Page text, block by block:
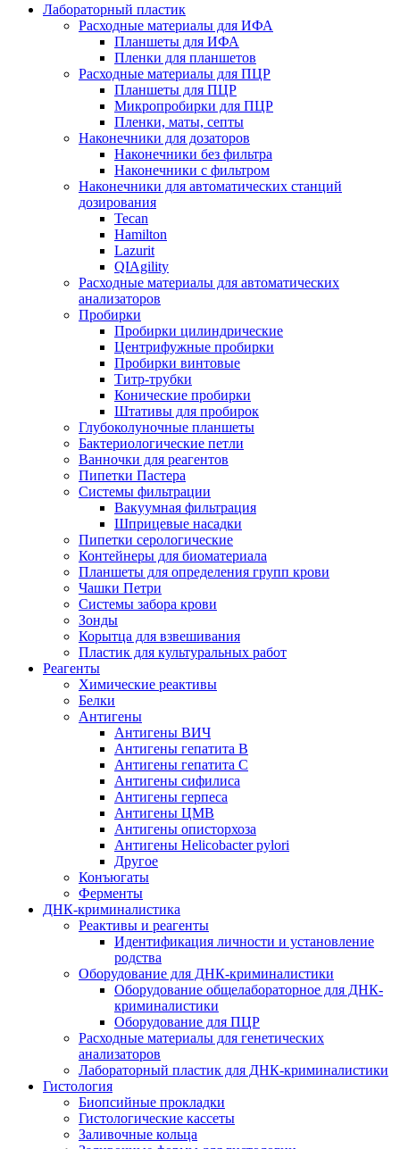
Лабораторный пластик
Расходные материалы для ИФА
Планшеты для ИФА
Пленки для планшетов
Расходные материалы для ПЦР
Планшеты для ПЦР
Микропробирки для ПЦР
Пленки, маты, септы
Наконечники для дозаторов
Наконечники без фильтра
Наконечники с фильтром
Наконечники для автоматических станций
дозирования
Tecan
Hamilton
Lazurit
QIAgility
Расходные материалы для автоматических
анализаторов
Пробирки
Пробирки цилиндрические
Центрифужные пробирки
Пробирки винтовые
Титр-трубки
Конические пробирки
Штативы для пробирок
Глубоколуночные планшеты
Бактериологические петли
Ванночки для реагентов
Пипетки Пастера
Системы фильтрации
Вакуумная фильтрация
Шприцевые насадки
Пипетки серологические
Контейнеры для биоматериала
Планшеты для определения групп крови
Чашки Петри
Системы забора крови
Зонды
Корытца для взвешивания
Пластик для культуральных работ
Реагенты
Химические реактивы
Белки
Антигены
Антигены ВИЧ
Антигены гепатита B
Антигены гепатита C
Антигены сифилиса
Антигены герпеса
Антигены ЦМВ
Антигены описторхоза
Антигены Helicobacter pylori
Другое
Конъюгаты
Ферменты
ДНК-криминалистика
Реактивы и реагенты
Идентификация личности и установление
родства
Оборудование для ДНК-криминалистики
Оборудование общелабораторное для ДНК-
криминалистики
Оборудование для ПЦР
Расходные материалы для генетических
анализаторов
Лабораторный пластик для ДНК-криминалистики
Гистология
Биопсийные прокладки
Гистологические кассеты
Заливочные кольца